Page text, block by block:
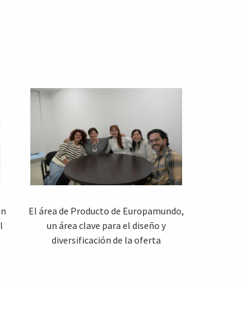
El área de Producto de Europamundo,
un área clave para el diseño y
diversificación de la oferta